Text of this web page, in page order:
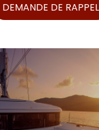
DEMANDE DE RAPPEL